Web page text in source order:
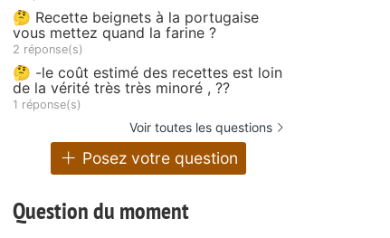
🤔 Recette beignets à la portugaise
vous mettez quand la farine ?
2 réponse(s)
🤔 -le coût estimé des recettes est loin
de la vérité très très minoré , ??
1 réponse(s)
Voir toutes les questions
Posez votre question
Question du moment